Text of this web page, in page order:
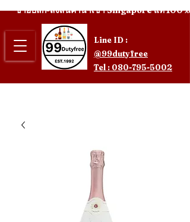
Line ID :
@99dutyfree
Tel : 080-795-5002
ขายปลีก-ส่งสินค้านำเข้า Singapore แท้ 100%